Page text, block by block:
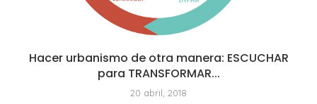
Hacer urbanismo de otra manera: ESCUCHAR
para TRANSFORMAR...
20 abril, 2018